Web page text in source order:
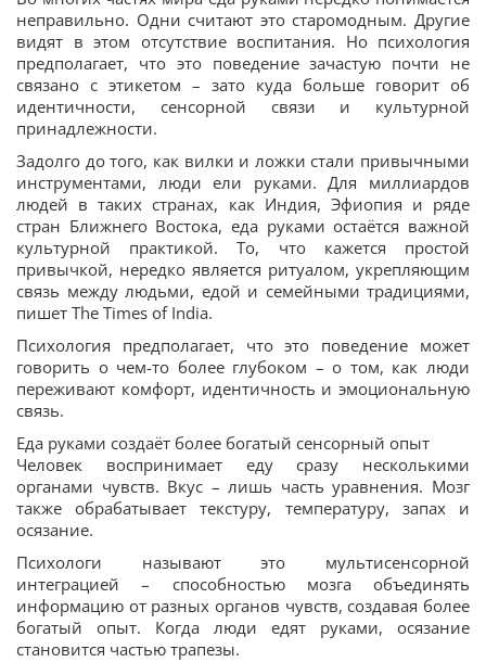
неправильно. Одни считают это старомодным. Другие
видят в этом отсутствие воспитания. Но психология
предполагает, что это поведение зачастую почти не
связано с этикетом – зато куда больше говорит об
идентичности, сенсорной связи и культурной
принадлежности.
Задолго до того, как вилки и ложки стали привычными
инструментами, люди ели руками. Для миллиардов
людей в таких странах, как Индия, Эфиопия и ряде
стран Ближнего Востока, еда руками остаётся важной
культурной практикой. То, что кажется простой
привычкой, нередко является ритуалом, укрепляющим
связь между людьми, едой и семейными традициями,
пишет The Times of India.
Психология предполагает, что это поведение может
говорить о чем-то более глубоком – о том, как люди
переживают комфорт, идентичность и эмоциональную
связь.
Еда руками создаёт более богатый сенсорный опыт
Человек воспринимает еду сразу несколькими
органами чувств. Вкус – лишь часть уравнения. Мозг
также обрабатывает текстуру, температуру, запах и
осязание.
Психологи называют это мультисенсорной
интеграцией – способностью мозга объединять
информацию от разных органов чувств, создавая более
богатый опыт. Когда люди едят руками, осязание
становится частью трапезы.